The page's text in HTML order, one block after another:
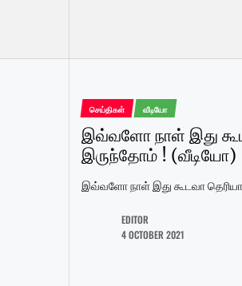
செய்திகள் வீடியோ
இவ்வளோ நாள் இது
இருந்தோம் ! (வீடியோ)
இவ்வளோ நாள் இது கூடவா
EDITOR
4 OCTOBER 2021